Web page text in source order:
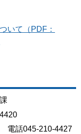
いて（PDF：
電話045-210-4427